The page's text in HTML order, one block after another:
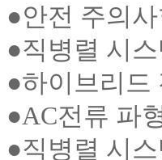
●안전 주의
●직병렬 시
●하이브리드
●AC전류 파
●직병렬 시